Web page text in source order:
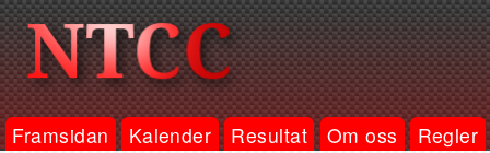
Framsidan Kalender Resultat Om oss Regler